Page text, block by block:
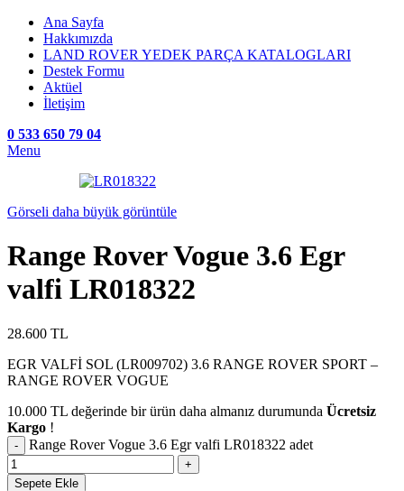
Ana Sayfa
Hakkımızda
LAND ROVER YEDEK PARÇA KATALOGLARI
Destek Formu
Aktüel
İletişim
0 533 650 79 04
Menu
Görseli daha büyük görüntüle
Range Rover Vogue 3.6 Egr
valfi LR018322
28.600 TL
EGR VALFİ SOL (LR009702) 3.6 RANGE ROVER SPORT –
RANGE ROVER VOGUE
10.000 TL değerinde bir ürün daha almanız durumunda Ücretsiz
Kargo !
Range Rover Vogue 3.6 Egr valfi LR018322 adet
Sepete Ekle